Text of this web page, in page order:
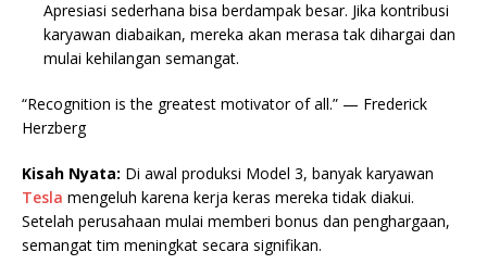
Apresiasi sederhana bisa berdampak besar. Jika kontribusi
karyawan diabaikan, mereka akan merasa tak dihargai dan
mulai kehilangan semangat.
“Recognition is the greatest motivator of all.” — Frederick
Herzberg
Kisah Nyata: Di awal produksi Model 3, banyak karyawan
Tesla mengeluh karena kerja keras mereka tidak diakui.
Setelah perusahaan mulai memberi bonus dan penghargaan,
semangat tim meningkat secara signifikan.